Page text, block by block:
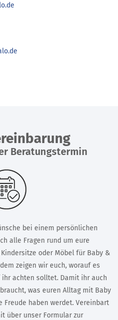
Beratungstermin
bei einem persönlichen
alle Fragen rund um eure
oder Möbel für Baby &
zeigen wir euch, worauf es
achten solltet. Damit ihr auch
was euren Alltag mit Baby
haben werdet. Vereinbart
über unser Formular zur